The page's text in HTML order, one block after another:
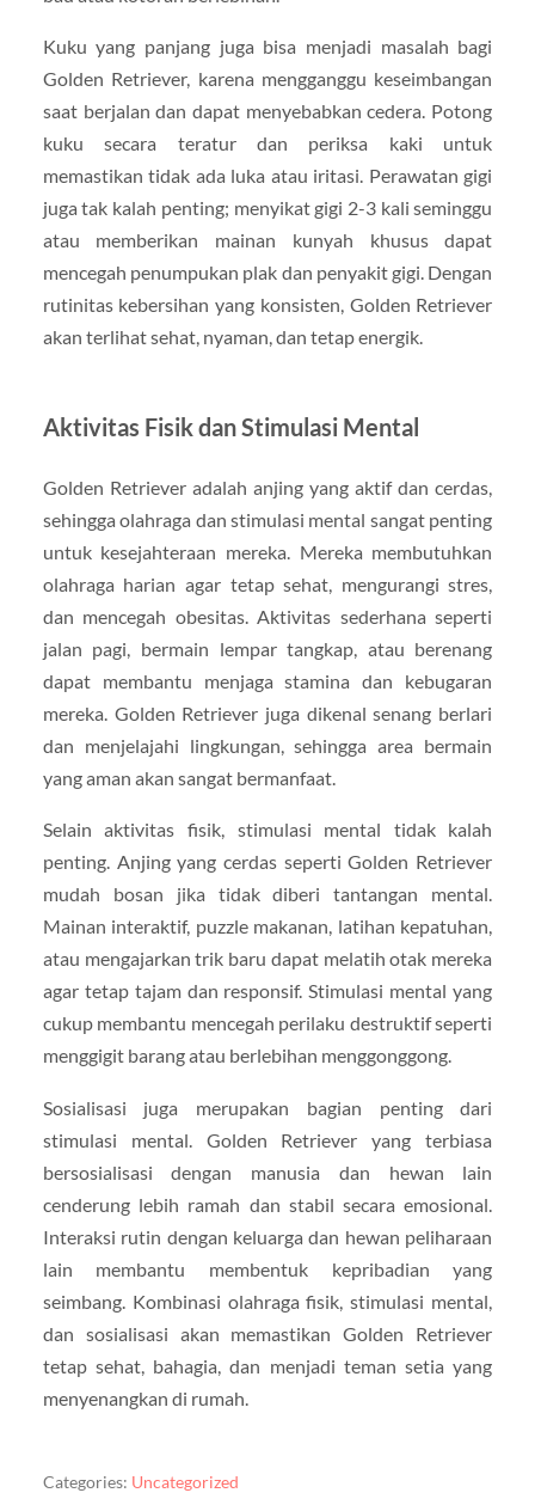
Kuku yang panjang juga bisa menjadi masalah bagi
Golden Retriever, karena mengganggu keseimbangan
saat berjalan dan dapat menyebabkan cedera. Potong
kuku secara teratur dan periksa kaki untuk
memastikan tidak ada luka atau iritasi. Perawatan gigi
juga tak kalah penting; menyikat gigi 2-3 kali seminggu
atau memberikan mainan kunyah khusus dapat
mencegah penumpukan plak dan penyakit gigi. Dengan
rutinitas kebersihan yang konsisten, Golden Retriever
akan terlihat sehat, nyaman, dan tetap energik.
Aktivitas Fisik dan Stimulasi Mental
Golden Retriever adalah anjing yang aktif dan cerdas,
sehingga olahraga dan stimulasi mental sangat penting
untuk kesejahteraan mereka. Mereka membutuhkan
olahraga harian agar tetap sehat, mengurangi stres,
dan mencegah obesitas. Aktivitas sederhana seperti
jalan pagi, bermain lempar tangkap, atau berenang
dapat membantu menjaga stamina dan kebugaran
mereka. Golden Retriever juga dikenal senang berlari
dan menjelajahi lingkungan, sehingga area bermain
yang aman akan sangat bermanfaat.
Selain aktivitas fisik, stimulasi mental tidak kalah
penting. Anjing yang cerdas seperti Golden Retriever
mudah bosan jika tidak diberi tantangan mental.
Mainan interaktif, puzzle makanan, latihan kepatuhan,
atau mengajarkan trik baru dapat melatih otak mereka
agar tetap tajam dan responsif. Stimulasi mental yang
cukup membantu mencegah perilaku destruktif seperti
menggigit barang atau berlebihan menggonggong.
Sosialisasi juga merupakan bagian penting dari
stimulasi mental. Golden Retriever yang terbiasa
bersosialisasi dengan manusia dan hewan lain
cenderung lebih ramah dan stabil secara emosional.
Interaksi rutin dengan keluarga dan hewan peliharaan
lain membantu membentuk kepribadian yang
seimbang. Kombinasi olahraga fisik, stimulasi mental,
dan sosialisasi akan memastikan Golden Retriever
tetap sehat, bahagia, dan menjadi teman setia yang
menyenangkan di rumah.
Categories: Uncategorized